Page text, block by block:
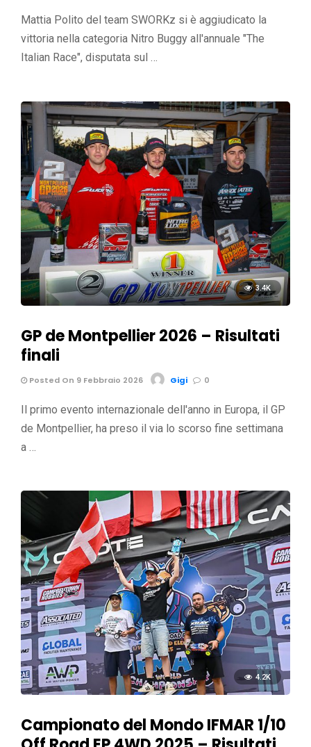
Mattia Polito del team SWORKz si è aggiudicato la
vittoria nella categoria Nitro Buggy all'annuale "The
Italian Race", disputata sul …
3.4K
GP de Montpellier 2026 – Risultati
finali
Posted On 9 Febbraio 2026 Gigi 0
Il primo evento internazionale dell'anno in Europa, il GP
de Montpellier, ha preso il via lo scorso fine settimana
a …
4.2K
Campionato del Mondo IFMAR 1/10